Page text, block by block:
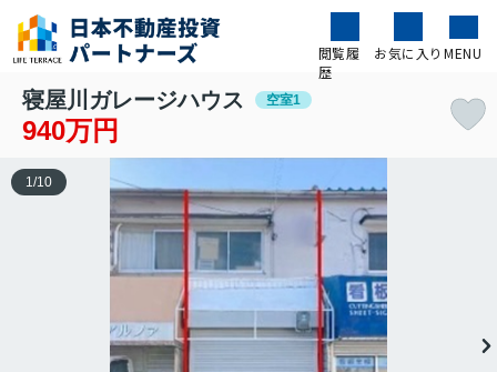
閲覧履
歴
お気に入り MENU
寝屋川ガレージハウス 空室1
940万円
1 /10